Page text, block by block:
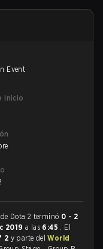
Event
inicio
Dota 2 terminó 0 - 2
2019a las 6:45 . El
2 y parte delWorld